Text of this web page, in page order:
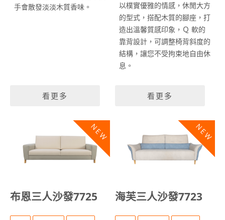
手會散發淡淡木質香味。
看更多
以樸實優雅的情感，休閒大方
的型式，搭配木質的腳座，打
造出溫馨質感印象，Ｑ 軟的
靠背設計，可調整椅背斜度的
結構，讓您不受拘束地自由休
息。
看更多
NEW
布恩三人沙發7725
NEW
海芙三人沙發7723